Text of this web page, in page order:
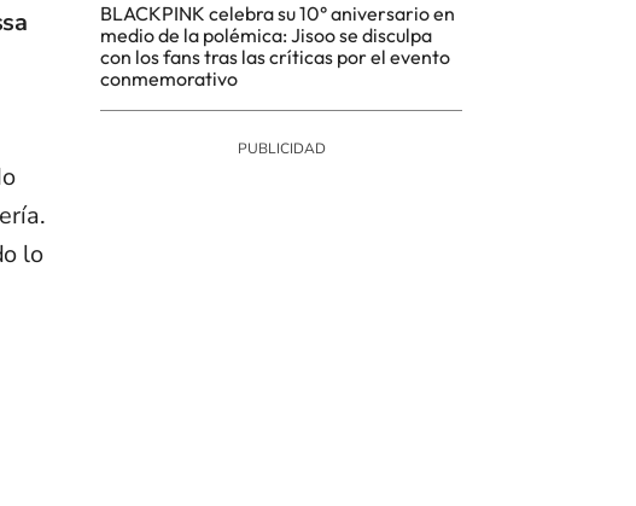
lo
BLACKPINK celebra su 10° aniversario en
medio de la polémica: Jisoo se disculpa
con los fans tras las críticas por el evento
conmemorativo